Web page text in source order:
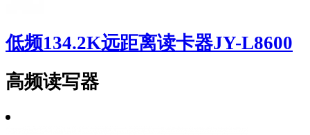
低频134.2K远距离读卡器JY-L8600
高频读写器